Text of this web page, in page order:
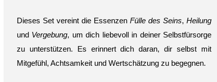
Dieses Set vereint die EssenzenFülle des Seins,Heilung
und Vergebung, um dich liebevoll in deiner Selbstfürsorge
zu unterstützen. Es erinnert dich daran, dir selbst mit
Mitgefühl, Achtsamkeit und Wertschätzung zu begegnen.